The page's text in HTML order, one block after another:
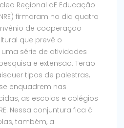
Regional dE Educação
firmaram no dia quatro
de cooperação
que prevê o
série de atividades
e extensão. Terão
tipos de palestras,
enquadrem nas
as escolas e colégios
Nessa conjuntura fica à
também, a